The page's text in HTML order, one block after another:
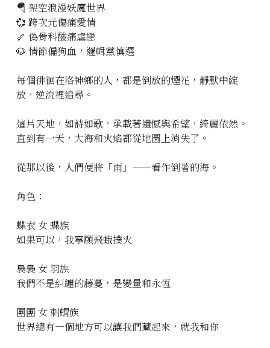
🪂 架空浪漫妖魔世界
💞 跨次元傷痛愛情
🦴 偽骨科酸痛虐戀
🐶 情節偏狗血，邏輯黨慎選
每個徘徊在洛神鄉的人，都是倒放的煙花，靜默中綻
放，逆流裡追尋。
這片天地，如詩如歌，承載著遺憾與希望，綺麗依然。
直到有一天，大海和火焰都從地圖上消失了。
從那以後，人們便將「雨」——看作倒著的海。
角色：
蝶衣 女 蝶族
如果可以，我寧願飛蛾撲火
裊裊 女 羽族
我們不是糾纏的藤蔓，是變量和永恆
團團 女 刺蝟族
世界總有一個地方可以讓我們藏起來，就我和你